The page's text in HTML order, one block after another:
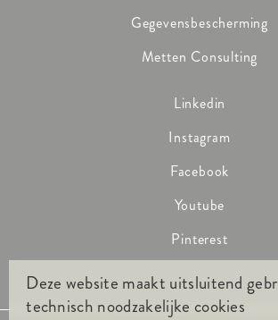
Gegevensbescherming
Metten Consulting
Linkedin
Instagram
Facebook
Youtube
Pinterest
Deze website maakt uitsluitend
technisch noodzakelijke cookies